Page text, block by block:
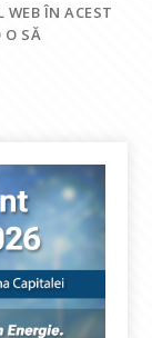
ÎN ACEST
O SĂ